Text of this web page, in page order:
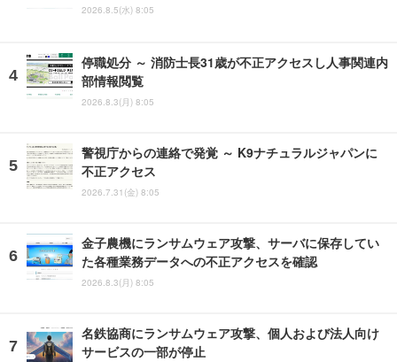
2026.8.5(水) 8:05
停職処分 ～ 消防士長31歳が不正アクセスし人事関連内
部情報閲覧
2026.8.3(月) 8:05
警視庁からの連絡で発覚 ～ K9ナチュラルジャパンに
不正アクセス
2026.7.31(金) 8:05
金子農機にランサムウェア攻撃、サーバに保存してい
た各種業務データへの不正アクセスを確認
2026.8.3(月) 8:05
名鉄協商にランサムウェア攻撃、個人および法人向け
サービスの一部が停止